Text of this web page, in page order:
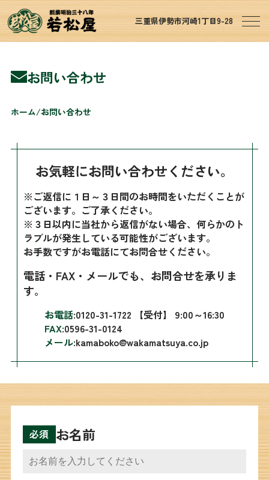
三重県伊勢市河崎1丁目9-28
お問い合わせ
ホーム お問い合わせ
お気軽にお問い合わせください。
※ご返信に１日～３日間のお時間をいただくことが
ございます。ご了承ください。
※３日以内に当社から返信がない場合、何らかのト
ラブルが発生している可能性がございます。
お手数ですがお電話にてお問合せください。
電話・FAX・メールでも、お問合せを承りま
す。
お電話:0120-31-1722 【受付】 9:00～16:30
FAX:0596-31-0124
メール:kamaboko@wakamatsuya.co.jp
お名前